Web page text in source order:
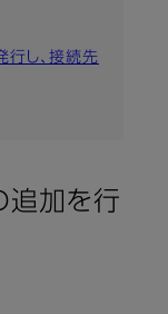
し、接続先
追加を行